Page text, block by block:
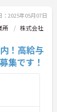
：2025年05月07日
所
株式会社
！高給与
集です！